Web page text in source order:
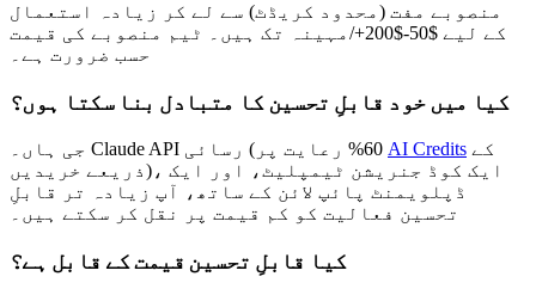
منصوبے مفت (محدود کریڈٹ) سے لے کر زیادہ استعمال
کے لیے $50-$200+/مہینہ تک ہیں۔ ٹیم منصوبے کی قیمت
حسب ضرورت ہے۔
کیا میں خود قابلِ تحسین کا متبادل بنا سکتا ہوں؟
AI Credits
ذریعے خریدیں)، ایک کوڈ جنریشن ٹیمپلیٹ، اور ایک
ڈپلویمنٹ پائپ لائن کے ساتھ، آپ زیادہ تر قابلِ
تحسین فعالیت کو کم قیمت پر نقل کر سکتے ہیں۔
کیا قابلِ تحسین قیمت کے قابل ہے؟